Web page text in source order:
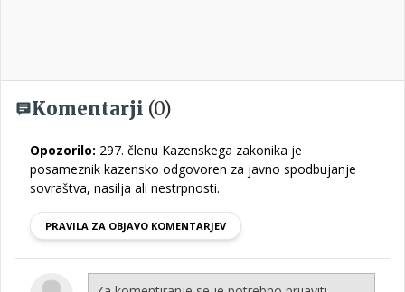
Komentarji (0)
Opozorilo: 297. členu Kazenskega zakonika je
posameznik kazensko odgovoren za javno spodbujanje
sovraštva, nasilja ali nestrpnosti.
PRAVILA ZA OBJAVO KOMENTARJEV